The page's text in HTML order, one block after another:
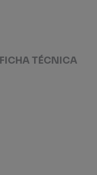
FICHA TÉCNICA